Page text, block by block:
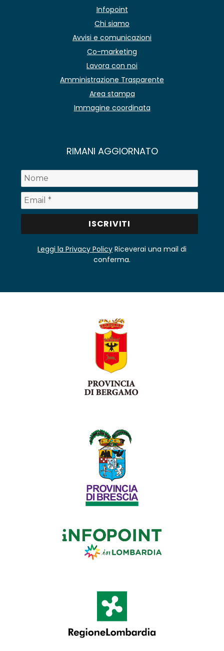
Infopoint
Chi siamo
Avvisi e comunicazioni
Co-marketing
Lavora con noi
Amministrazione Trasparente
Area stampa
Immagine coordinata
RIMANI AGGIORNATO
Leggi la Privacy Policy Riceverai una mail di
conferma.